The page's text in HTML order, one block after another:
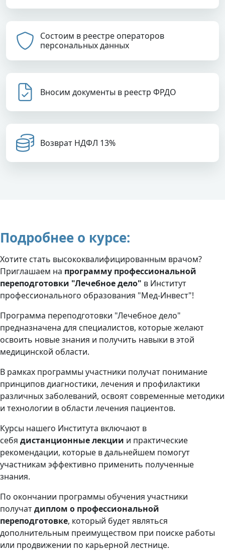
Состоим в реестре операторов
персональных данных
Вносим документы в реестр ФРДО
Возврат НДФЛ 13%
Подробнее о курсе:
Хотите стать высококвалифицированным врачом?
Приглашаем на программу профессиональной
переподготовки "Лечебное дело" в Институт
профессионального образования "Мед-Инвест"!
Программа переподготовки "Лечебное дело"
предназначена для специалистов, которые желают
освоить новые знания и получить навыки в этой
медицинской области.
В рамках программы участники получат понимание
принципов диагностики, лечения и профилактики
различных заболеваний, освоят современные методики
и технологии в области лечения пациентов.
Курсы нашего Института включают в
себя дистанционныелекции и практические
рекомендации, которые в дальнейшем помогут
участникам эффективно применить полученные
знания.
По окончании программы обучения участники
получатдиплом о профессиональной
переподготовке, который будет являться
дополнительным преимуществом при поиске работы
или продвижении по карьерной лестнице.